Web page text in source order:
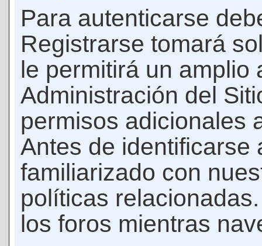
Para autenticarse
Registrarse tomará
le permitirá un amplio
Administración del
permisos adicionales
Antes de identificarse
familiarizado con
políticas
los foros mientras